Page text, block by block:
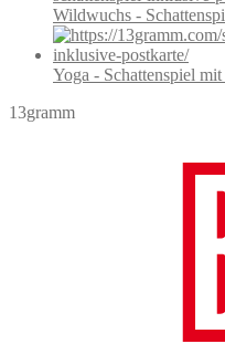
Wildwuchs -
Yoga - Schattenspiel mit
13gramm